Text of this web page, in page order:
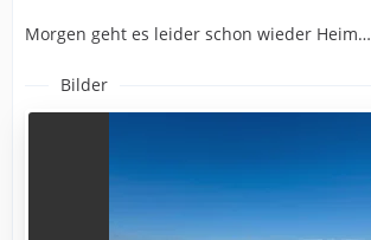
Morgen geht es leider schon wieder Heim…
Bilder